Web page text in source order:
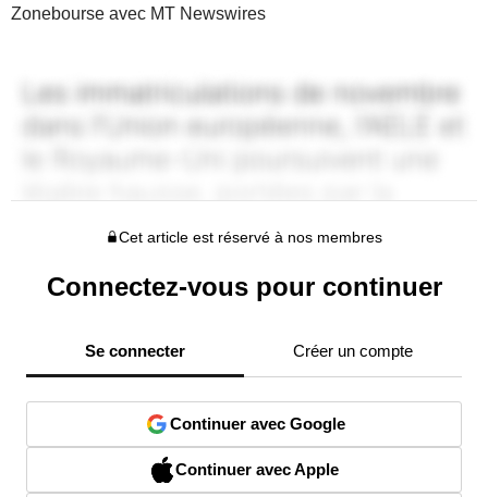
Zonebourse avec MT Newswires
Cet article est réservé à nos membres
Connectez-vous pour continuer
Se connecter Créer un compte
Continuer avec Google
Continuer avec Apple